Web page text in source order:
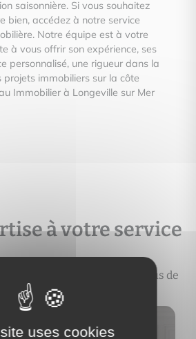
saisonnière. Si vous souhaitez
bien, accédez à notre service
Notre équipe est à votre
à vous offrir son expérience, ses
personnalisé, une rigueur dans la
projets immobiliers sur la côte
Immobilier à Longeville sur Mer
à votre service
durant tout le processus de
projet immobilier
uses cookies